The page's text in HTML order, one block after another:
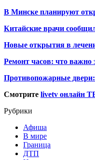
В Минске планируют
Китайские врачи
Новые открытия в
Ремонт часов: что важно
Противопожарные двери:
Смотрите livetv онлайн
Рубрики
Афиша
В мире
Граница
ДТП